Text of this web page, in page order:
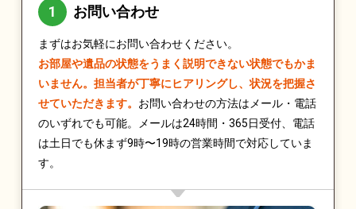
お問い合わせ
まずはお気軽にお問い合わせください。
お部屋や遺品の状態をうまく説明できない状態でもかま
いません。担当者が丁寧にヒアリングし、状況を把握さ
せていただきます。 お問い合わせの方法はメール・電話
のいずれでも可能。メールは24時間・365日受付、電話
は土日でも休まず9時〜19時の営業時間で対応していま
す。